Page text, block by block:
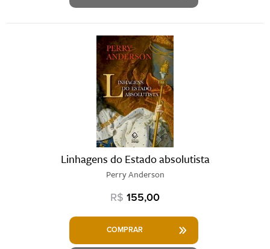
Linhagens do Estado absolutista
Perry Anderson
R$ 155,00
COMPRAR